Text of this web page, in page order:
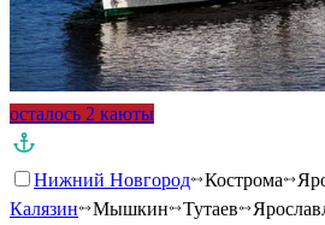
осталось 2 каюты
Нижний Новгород Кострома
Калязин
Мышкин Тутаев